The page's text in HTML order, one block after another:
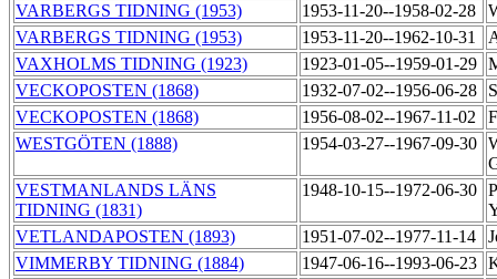
VARBERGS TIDNING (1953) 1953-11-20--1958-02-28
VARBERGS TIDNING (1953)
1953-11-20--1962-10-31
VAXHOLMS TIDNING (1923)
1923-01-05--1959-01-29
VECKOPOSTEN (1868)
1932-07-02--1956-06-28
VECKOPOSTEN (1868)
1956-08-02--1967-11-02
WESTGÖTEN (1888)
1954-03-27--1967-09-30
VESTMANLANDS LÄNS
TIDNING (1831)
1948-10-15--1972-06-30
VETLANDAPOSTEN (1893)
1951-07-02--1977-11-14
VIMMERBY TIDNING (1884)
1947-06-16--1993-06-23